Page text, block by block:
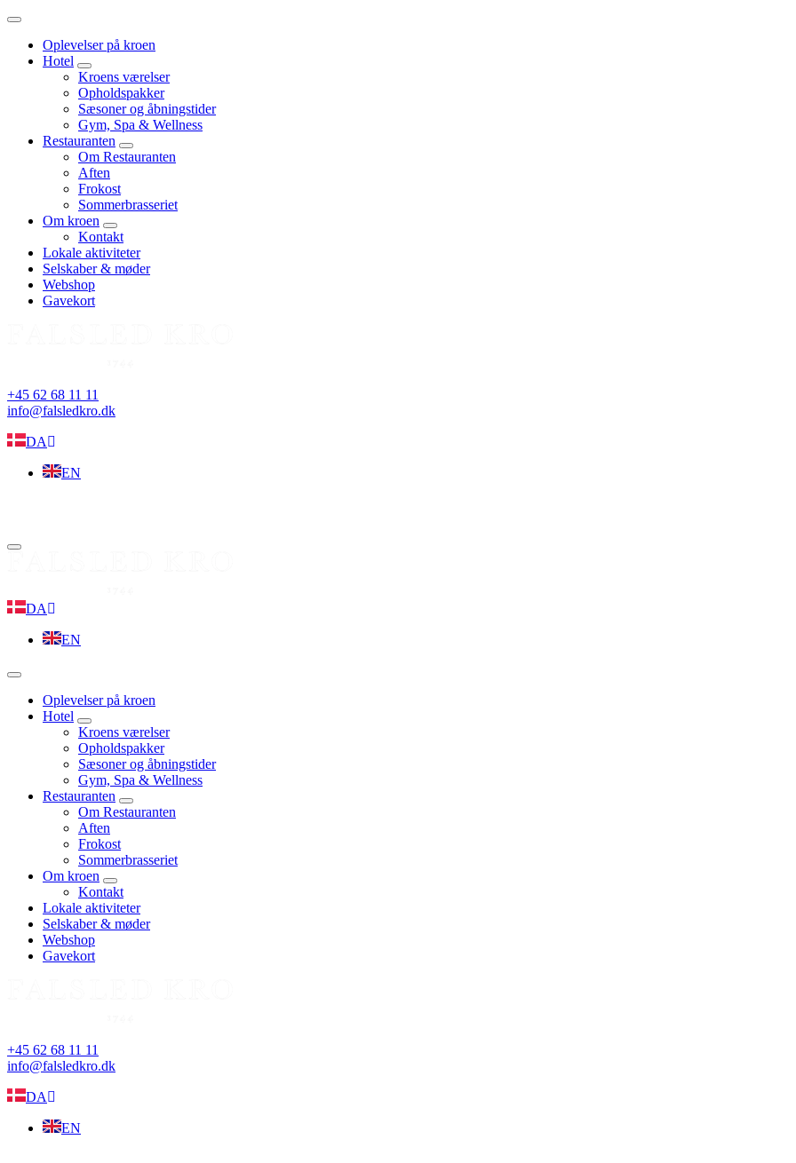
Menu
Oplevelser på kroen
Hotel
expand
child
menu
Kroens værelser
Opholdspakker
Sæsoner og åbningstider
Gym, Spa & Wellness
Restauranten
expand
child
Om Restauranten
Aften
Frokost
Sommerbrasseriet
Om kroen
expand
child
menu
Kontakt
Lokale aktiviteter
Selskaber & møder
Webshop
Gavekort
+45 62 68 11 11
info@falsledkro.dk
DA
EN
Menu
DA
EN
Menu
Oplevelser på kroen
Hotel
expand
child
menu
Kroens værelser
Opholdspakker
Sæsoner og åbningstider
Gym, Spa & Wellness
Restauranten
expand
child
Om Restauranten
Aften
Frokost
Sommerbrasseriet
Om kroen
expand
child
menu
Kontakt
Lokale aktiviteter
Selskaber & møder
Webshop
Gavekort
+45 62 68 11 11
info@falsledkro.dk
DA
EN